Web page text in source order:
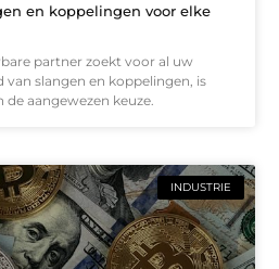
en koppelingen voor elke
partner zoekt voor al uw
slangen en koppelingen, is
aangewezen keuze.
INDUSTRIE